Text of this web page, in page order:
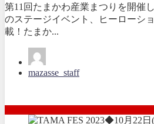
第11回たまかわ産業まつりを開催
のステージイベント、ヒーローシ
載！たまか...
mazasse_staff